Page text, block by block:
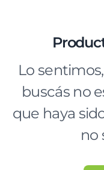
Lo
buscás no
que haya
no